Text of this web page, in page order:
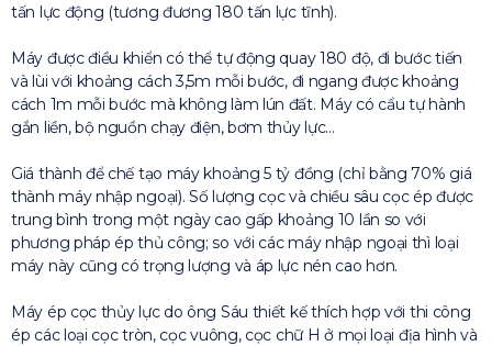
tấn lực động (tương đương 180 tấn lực tĩnh).
Máy được điều khiển có thể tự động quay 180 độ, đi bước tiến
và lùi với khoảng cách 3,5m mỗi bước, đi ngang được khoảng
cách 1m mỗi bước mà không làm lún đất. Máy có cẩu tự hành
gắn liền, bộ nguồn chạy điện, bơm thủy lực…
Giá thành để chế tạo máy khoảng 5 tỷ đồng (chỉ bằng 70% giá
thành máy nhập ngoại). Số lượng cọc và chiều sâu cọc ép được
trung bình trong một ngày cao gấp khoảng 10 lần so với
phương pháp ép thủ công; so với các máy nhập ngoại thì loại
máy này cũng có trọng lượng và áp lực nén cao hơn.
Máy ép cọc thủy lực do ông Sáu thiết kế thích hợp với thi công
ép các loại cọc tròn, cọc vuông, cọc chữ H ở mọi loại địa hình và